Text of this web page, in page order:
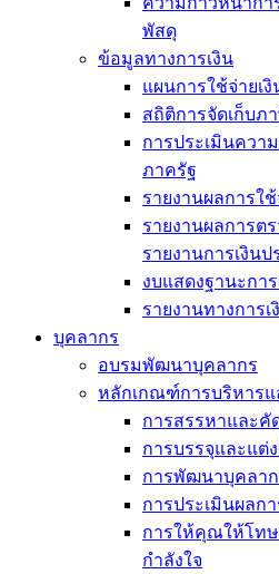
พัสดุ
ข้อมูลทางการเงิน
แผนการใช้จ่ายเ
สถิติการจัดเก็บภ
การประเมินควา
ภาครัฐ
รายงานผลการใ
รายงานผลการต
รายงานการเงินป
งบแสดงฐานะการ
รายงานทางการเ
บุคลากร
อบรมพัฒนาบุคลากร
หลักเกณฑ์การบริหาร
การสรรหาและคั
การบรรจุและแต่
การพัฒนาบุคลา
การประเมินผลก
การให้คุณให้โท
กำลังใจ